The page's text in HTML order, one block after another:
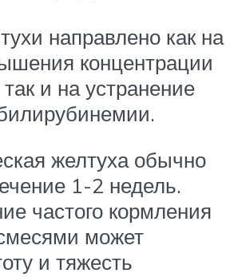
направлено как на
концентрации
и на устранение
желтуха обычно
1-2 недель.
частого кормления
может
и тяжесть